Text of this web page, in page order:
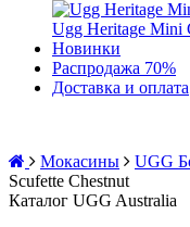
Ugg Heritage Mini
Новинки
Распродажа 70%
Доставка и оплата
Мокасины UGG
Scufette Chestnut
Каталог UGG Australia